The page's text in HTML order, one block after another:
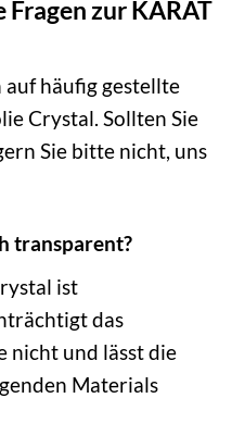
Fragen zur KARAT
häufig gestellte
Crystal. Sollten Sie
Sie bitte nicht, uns
transparent?
ist
das
nicht und lässt die
Materials